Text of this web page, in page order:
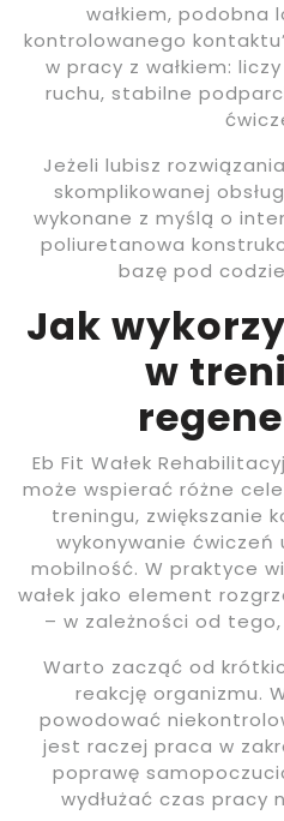
wałkiem, podobna
kontrolowanego
w pracy z wałkiem:
ruchu, stabilne
Jeżeli lubisz
skomplikowanej
wykonane z myślą o
poliuretanowa
bazę pod
Jak
w
Eb Fit Wałek
może wspierać różne
treningu, zwiększanie
wykonywanie ćwiczeń
mobilność. W praktyce
wałek jako element
– w zależności od
Warto zacząć od
reakcję organizmu.
powodować
jest raczej praca w
poprawę
wydłużać czas pracy